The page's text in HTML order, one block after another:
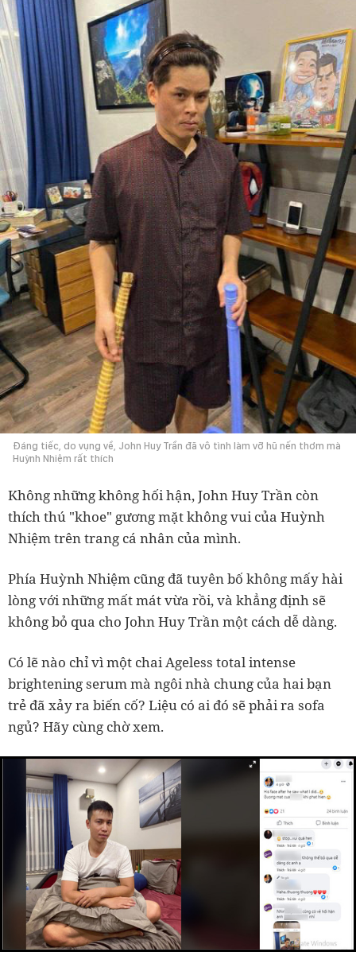
Đáng tiếc, do vụng về, John Huy Trần đã vô tình làm vỡ hũ nến thơm mà
Huỳnh Nhiệm rất thích
Không những không hối hận, John Huy Trần còn
thích thú "khoe" gương mặt không vui của Huỳnh
Nhiệm trên trang cá nhân của mình.
Phía Huỳnh Nhiệm cũng đã tuyên bố không mấy hài
lòng với những mất mát vừa rồi, và khẳng định sẽ
không bỏ qua cho John Huy Trần một cách dễ dàng.
Có lẽ nào chỉ vì một chai Ageless total intense
brightening serum mà ngôi nhà chung của hai bạn
trẻ đã xảy ra biến cố? Liệu có ai đó sẽ phải ra sofa
ngủ? Hãy cùng chờ xem.